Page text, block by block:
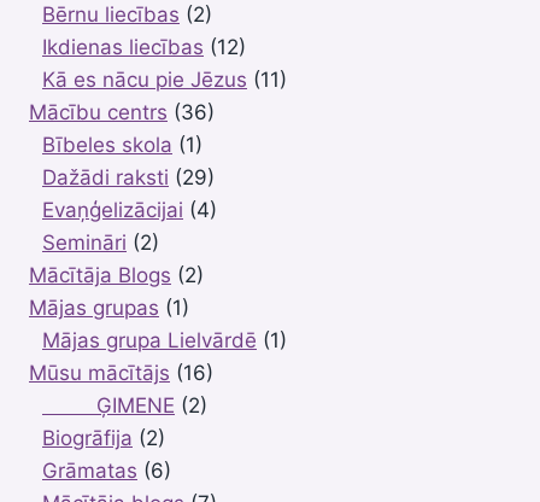
Bērnu liecības (2)
Ikdienas liecības (12)
Kā es nācu pie Jēzus (11)
Mācību centrs (36)
Bībeles skola (1)
Dažādi raksti (29)
Evaņģelizācijai (4)
Semināri (2)
Mācītāja Blogs (2)
Mājas grupas (1)
Mājas grupa Lielvārdē (1)
Mūsu mācītājs (16)
ĢIMENE (2)
Biogrāfija (2)
Grāmatas (6)